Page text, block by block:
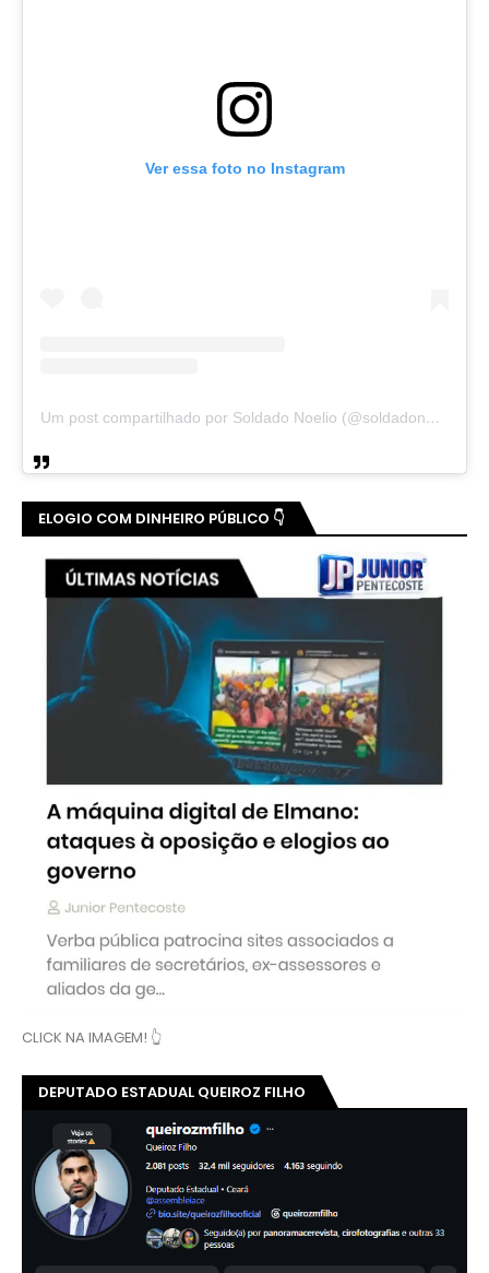
Ver essa foto no Instagram
Um post compartilhado por Soldado Noelio (@soldadonoelio)
ELOGIO COM DINHEIRO PÚBLICO 👇
CLICK NA IMAGEM! 👆
DEPUTADO ESTADUAL QUEIROZ FILHO